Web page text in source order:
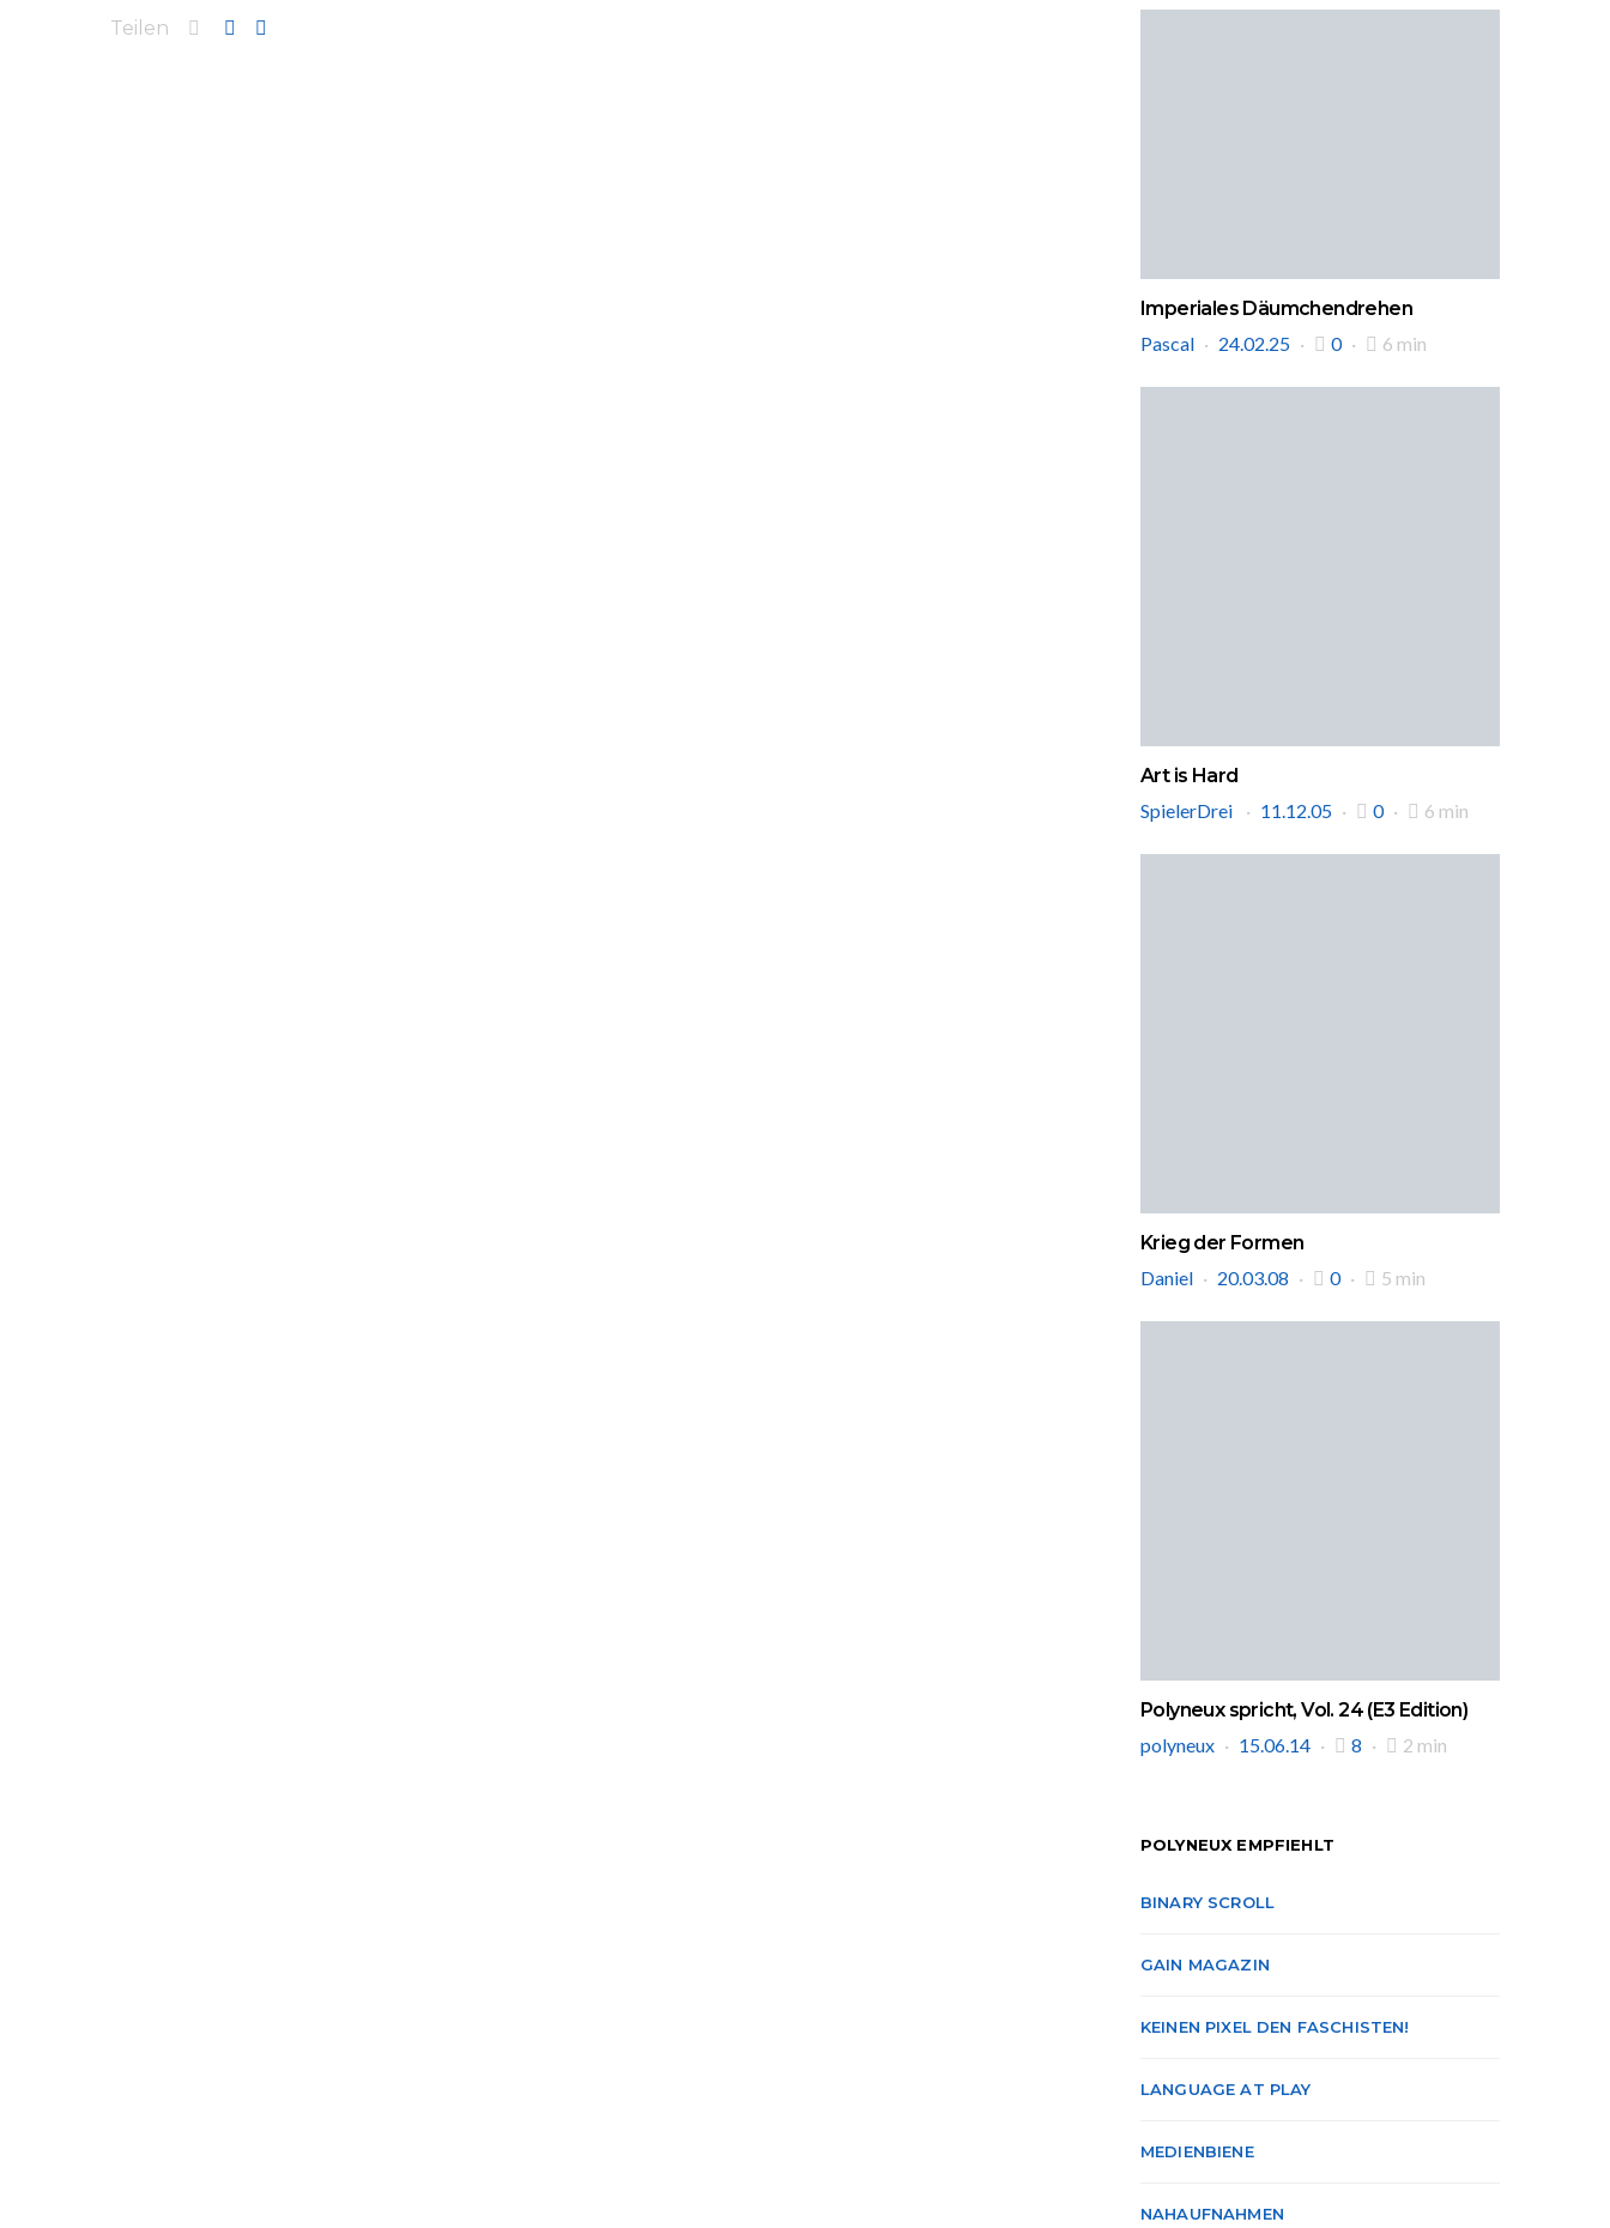
Teilen
Imperiales Däumchendrehen
Pascal
24.02.25 0 6 min
Art is Hard
SpielerDrei
11.12.05 0 6 min
Krieg der Formen
Daniel
20.03.08 0 5 min
Polyneux spricht, Vol. 24 (E3 Edition)
polyneux
15.06.14 8 2 min
POLYNEUX EMPFIEHLT
BINARY SCROLL
GAIN MAGAZIN
KEINEN PIXEL DEN FASCHISTEN!
LANGUAGE AT PLAY
MEDIENBIENE
NAHAUFNAHMEN